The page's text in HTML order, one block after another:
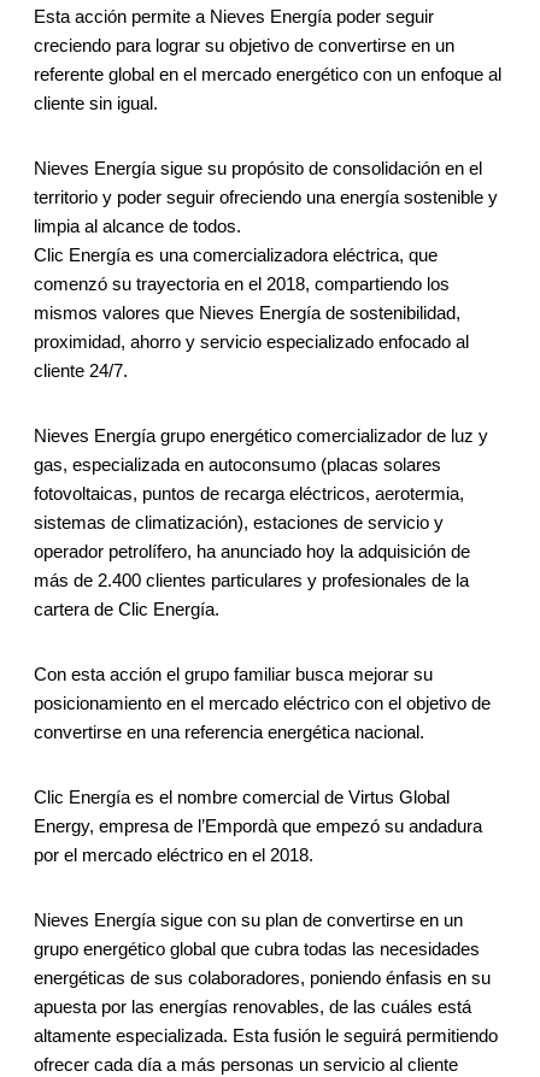
Esta acción permite a Nieves Energía poder seguir
creciendo para lograr su objetivo de convertirse en un
referente global en el mercado energético con un enfoque al
cliente sin igual.
Nieves Energía sigue su propósito de consolidación en el
territorio y poder seguir ofreciendo una energía sostenible y
limpia al alcance de todos.
Clic Energía es una comercializadora eléctrica, que
comenzó su trayectoria en el 2018, compartiendo los
mismos valores que Nieves Energía de sostenibilidad,
proximidad, ahorro y servicio especializado enfocado al
cliente 24/7.
Nieves Energía grupo energético comercializador de luz y
gas, especializada en autoconsumo (placas solares
fotovoltaicas, puntos de recarga eléctricos, aerotermia,
sistemas de climatización), estaciones de servicio y
operador petrolífero, ha anunciado hoy la adquisición de
más de 2.400 clientes particulares y profesionales de la
cartera de Clic Energía.
Con esta acción el grupo familiar busca mejorar su
posicionamiento en el mercado eléctrico con el objetivo de
convertirse en una referencia energética nacional.
Clic Energía es el nombre comercial de Virtus Global
Energy, empresa de l’Empordà que empezó su andadura
por el mercado eléctrico en el 2018.
Nieves Energía sigue con su plan de convertirse en un
grupo energético global que cubra todas las necesidades
energéticas de sus colaboradores, poniendo énfasis en su
apuesta por las energías renovables, de las cuáles está
altamente especializada. Esta fusión le seguirá permitiendo
ofrecer cada día a más personas un servicio al cliente